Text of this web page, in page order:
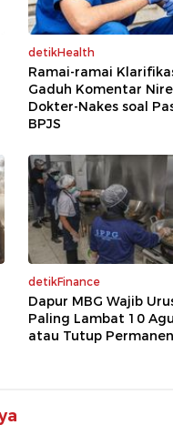
detikHealth
Ramai-ramai
Gaduh Komentar
Dokter-Nakes soal
BPJS
detikFinance
Dapur MBG Wajib
Paling Lambat 10
atau Tutup